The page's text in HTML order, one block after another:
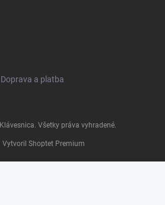
Doprava a platba
Vytvoril Shoptet Premium
Klávesnica. Všetky práva vyhradené.